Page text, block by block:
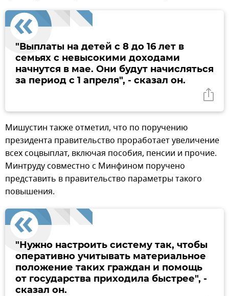
"Выплаты на детей с 8 до 16 лет в
семьях с невысокими доходами
начнутся в мае. Они будут начисляться
за период с 1 апреля", - сказал он.
Мишустин также отметил, что по поручению
президента правительство проработает увеличение
всех соцвыплат, включая пособия, пенсии и прочие.
Минтруду совместно с Минфином поручено
представить в правительство параметры такого
повышения.
"Нужно настроить систему так, чтобы
оперативно учитывать материальное
положение таких граждан и помощь
от государства приходила быстрее", -
сказал он.